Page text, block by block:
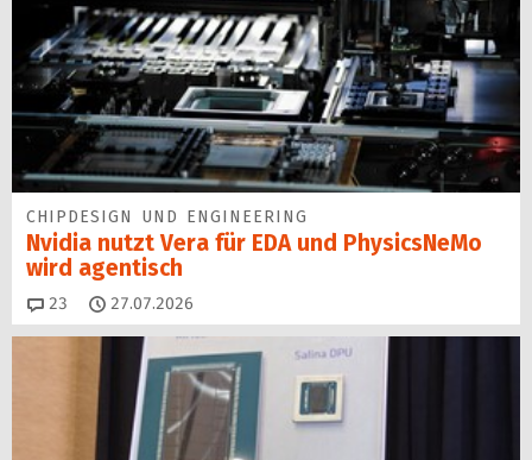
CHIPDESIGN UND ENGINEERING
Nvidia nutzt Vera für EDA und PhysicsNeMo
wird agentisch
23 Kommentare
27.07.2026